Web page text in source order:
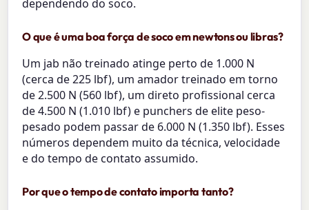
dependendo do soco.
O que é uma boa força de soco em newtons ou libras?
Um jab não treinado atinge perto de 1.000 N
(cerca de 225 lbf), um amador treinado em torno
de 2.500 N (560 lbf), um direto profissional cerca
de 4.500 N (1.010 lbf) e punchers de elite peso-
pesado podem passar de 6.000 N (1.350 lbf). Esses
números dependem muito da técnica, velocidade
e do tempo de contato assumido.
Por que o tempo de contato importa tanto?